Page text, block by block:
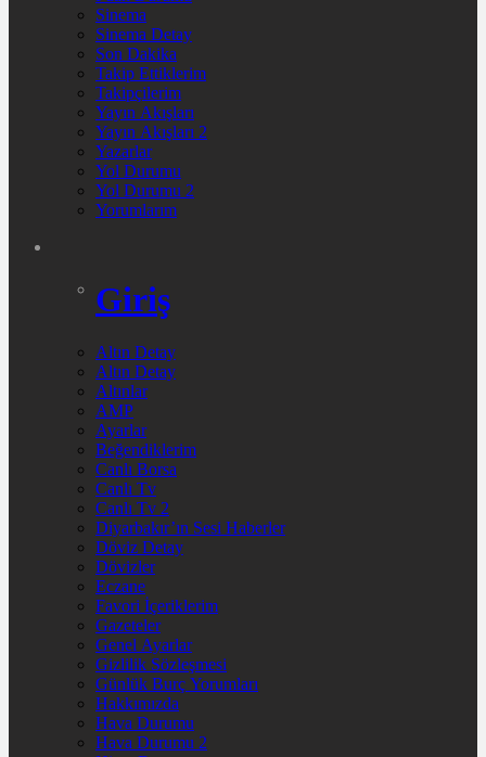
Sinema
Sinema Detay
Son Dakika
Takip Ettiklerim
Takipçilerim
Yayın Akışları
Yayın Akışları 2
Yazarlar
Yol Durumu
Yol Durumu 2
Yorumlarım
Giriş
Altın Detay
Altın Detay
Altınlar
AMP
Ayarlar
Beğendiklerim
Canlı Borsa
Canlı Tv
Canlı Tv 2
Diyarbakır’ın Sesi Haberler
Döviz Detay
Dövizler
Eczane
Favori İçeriklerim
Gazeteler
Genel Ayarlar
Gizlilik Sözleşmesi
Günlük Burç Yorumları
Hakkımızda
Hava Durumu
Hava Durumu 2